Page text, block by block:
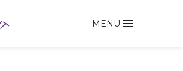
MENU